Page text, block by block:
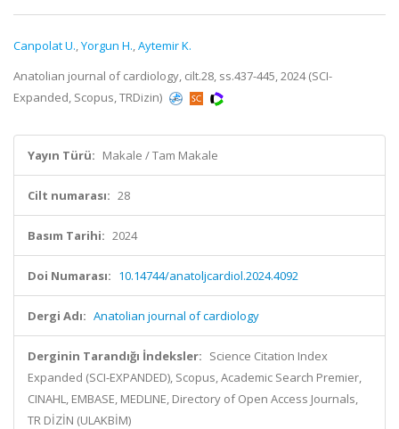
Canpolat U.,Yorgun H.,Aytemir K.
Anatolian journal of cardiology, cilt.28, ss.437-445, 2024 (SCI-
Expanded, Scopus, TRDizin)
Yayın Türü: Makale / Tam Makale
Cilt numarası: 28
Basım Tarihi: 2024
Doi Numarası: 10.14744/anatoljcardiol.2024.4092
Dergi Adı: Anatolian journal of cardiology
Derginin Tarandığı İndeksler: Science Citation Index
Expanded (SCI-EXPANDED), Scopus, Academic Search Premier,
CINAHL, EMBASE, MEDLINE, Directory of Open Access Journals,
TR DİZİN (ULAKBİM)